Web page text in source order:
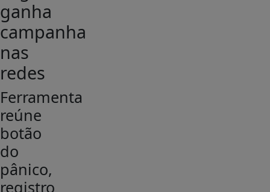
ganha
campanha
nas
redes
Ferramenta
reúne
botão
do
pânico,
registro